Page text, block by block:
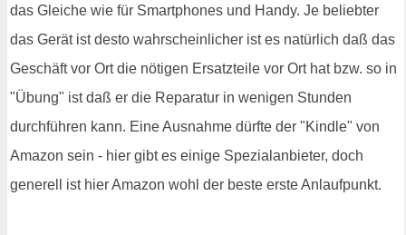
das Gleiche wie für Smartphones und Handy. Je beliebter
das Gerät ist desto wahrscheinlicher ist es natürlich daß das
Geschäft vor Ort die nötigen Ersatzteile vor Ort hat bzw. so in
"Übung" ist daß er die Reparatur in wenigen Stunden
durchführen kann. Eine Ausnahme dürfte der "Kindle" von
Amazon sein - hier gibt es einige Spezialanbieter, doch
generell ist hier Amazon wohl der beste erste Anlaufpunkt.